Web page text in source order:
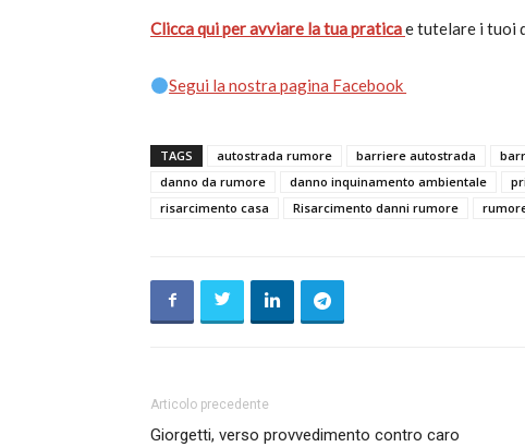
Clicca qui per avviare la tua praticae tutelare i tuoi
Segui la nostra pagina Facebook
TAGS autostrada rumore barriere autostrada
danno da rumore
danno inquinamento ambientale
risarcimento casa
Risarcimento danni rumore
Articolo precedente
Giorgetti, verso provvedimento contro caro